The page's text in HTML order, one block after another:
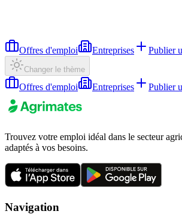
Offres d'emploi Entreprises Publier
Changer le thème
Offres d'emploi Entreprises Publier
Trouvez votre emploi idéal dans le secteur
adaptés à vos besoins.
Navigation